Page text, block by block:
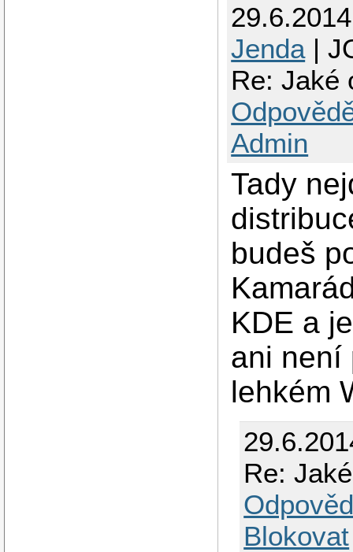
Jenda|
Re: Jaké
Admin
Tady
budeš
KDE a
ani není
lehkém
Re:
Blokovat